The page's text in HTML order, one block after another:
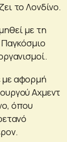
το Λονδίνο.
με τη
με αφορμή
Αχμεντ
όπου